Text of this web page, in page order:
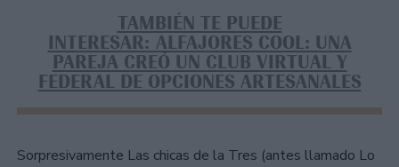
TAMBIÉN TE PUEDE
INTERESAR: ALFAJORES COOL: UNA
PAREJA CREÓ UN CLUB VIRTUAL Y
FEDERAL DE OPCIONES ARTESANALES
Sorpresivamente Las chicas de la Tres (antes llamado Lo